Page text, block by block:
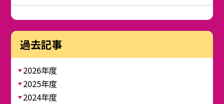
過去記事
2026年度
2025年度
2024年度